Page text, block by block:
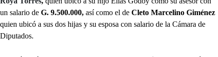
un salario de G. 9.500.000, así como el de Cleto Marcelino Giménez
quien ubicó a sus dos hijas y su esposa con salario de la Cámara de
Diputados.